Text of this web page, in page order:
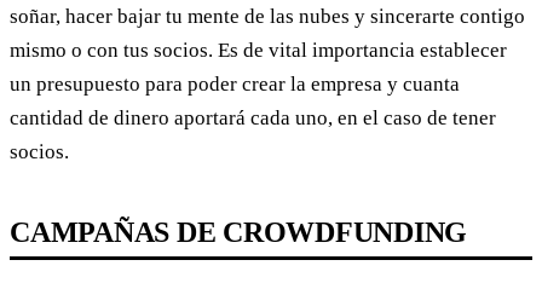
soñar, hacer bajar tu mente de las nubes y sincerarte contigo
mismo o con tus socios. Es de vital importancia establecer
un presupuesto para poder crear la empresa y cuanta
cantidad de dinero aportará cada uno, en el caso de tener
socios.
CAMPAÑAS DE CROWDFUNDING